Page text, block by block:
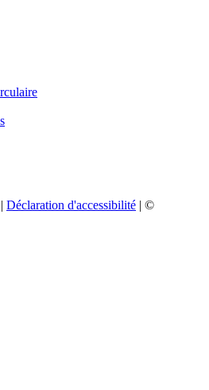
| Déclaration d'accessibilité | ©